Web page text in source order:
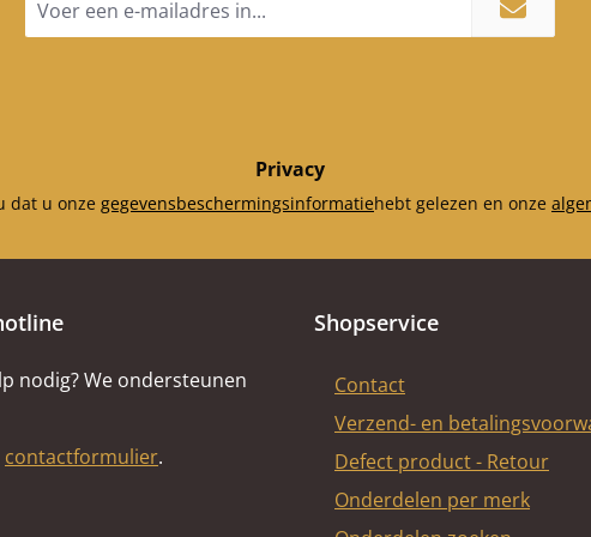
95 mm)
mailadres
Privacy
dat u onze gegevensbeschermingsinformatiehebt gelezen en onze
nodig? We ondersteunen
contactformulier.
Shopservice
Contact
Verzend- en
Defect product - Retour
Onderdelen per merk